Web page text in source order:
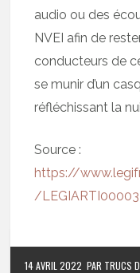
audio ou des
NVEI afin de
conducteurs de
se munir d’un
réfléchissant la
Source :
https://
/
14 AVRIL 2022 PAR TRUCS